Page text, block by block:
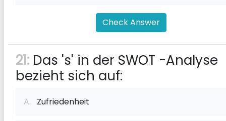
Check Answer
21: Das 's' in der SWOT -Analyse
bezieht sich auf:
A. Zufriedenheit